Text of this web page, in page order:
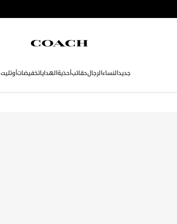
جديدالنساءالرجالحقائبأحذيةالهداياتخفيضاتأوتليت